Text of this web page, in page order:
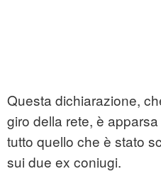
Questa dichiarazione,
giro della rete, è
tutto quello che è stato
sui due ex coniugi.